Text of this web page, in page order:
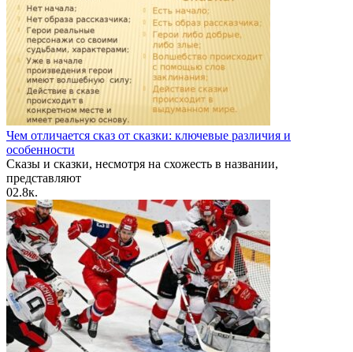
Чем отличается сказ от сказки: ключевые различия и
особенности
Сказы и сказки, несмотря на схожесть в названии,
представляют
02.8к.